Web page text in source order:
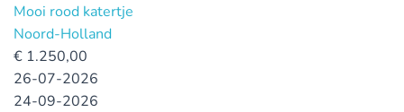
Mooi rood katertje
Noord-Holland
€ 1.250,00
26-07-2026
24-09-2026